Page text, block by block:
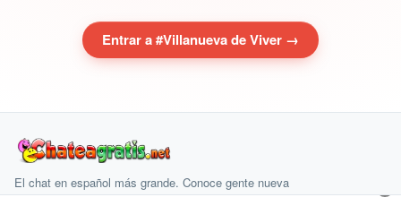
Entrar a #Villanueva de Viver →
El chat en español más grande. Conoce gente nueva
desde cualquier parte y gratis desde 2003.